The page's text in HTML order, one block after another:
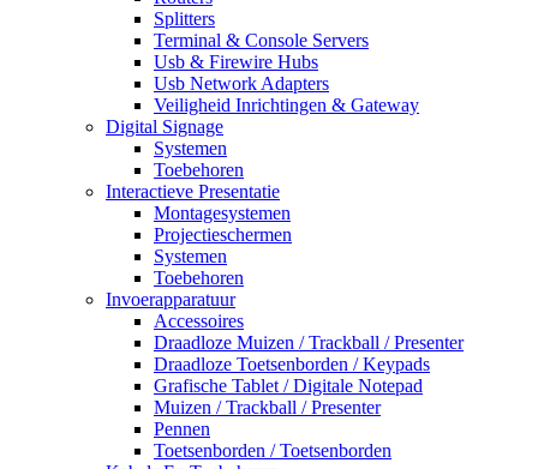
Splitters
Terminal & Console Servers
Usb & Firewire Hubs
Usb Network Adapters
Veiligheid Inrichtingen & Gateway
Digital Signage
Systemen
Toebehoren
Interactieve Presentatie
Montagesystemen
Projectieschermen
Systemen
Toebehoren
Invoerapparatuur
Accessoires
Draadloze Muizen / Trackball / Presenter
Draadloze Toetsenborden / Keypads
Grafische Tablet / Digitale Notepad
Muizen / Trackball / Presenter
Pennen
Toetsenborden / Toetsenborden